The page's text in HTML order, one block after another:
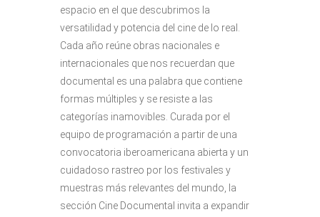
espacio en el que descubrimos la
versatilidad y potencia del cine de lo real.
Cada año reúne obras nacionales e
internacionales que nos recuerdan que
documental es una palabra que contiene
formas múltiples y se resiste a las
categorías inamovibles. Curada por el
equipo de programación a partir de una
convocatoria iberoamericana abierta y un
cuidadoso rastreo por los festivales y
muestras más relevantes del mundo, la
sección Cine Documental invita a expandir